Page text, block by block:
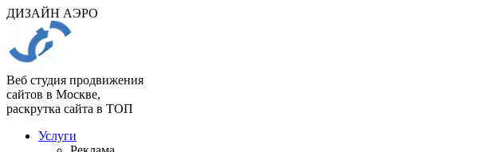
ДИЗАЙН АЭРО
Веб студия продвижения
сайтов в Москве,
раскрутка сайта в ТОП
Услуги